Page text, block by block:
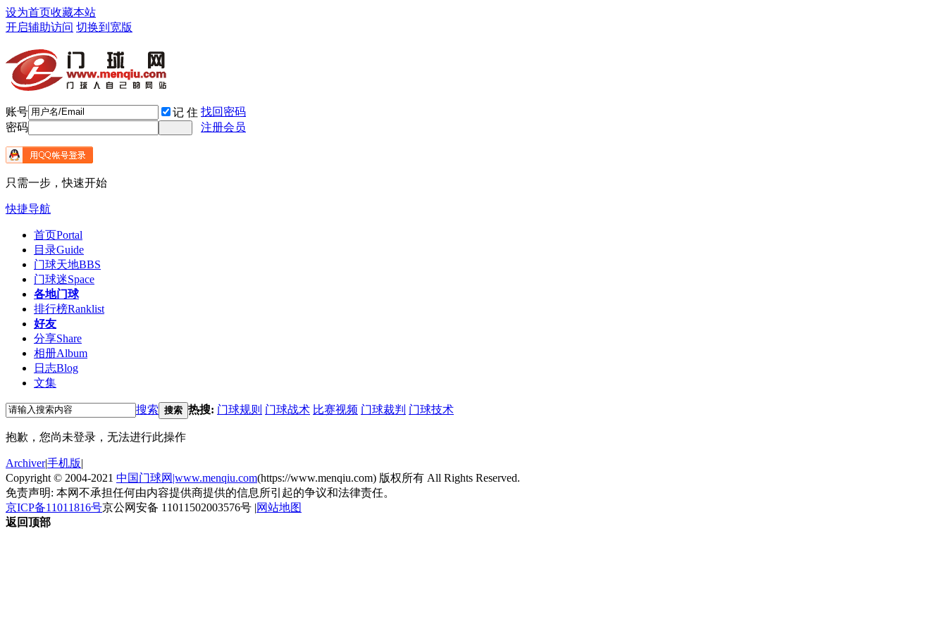
设为首页收藏本站
开启辅助访问 切换到宽版
账号 记 住 找回密码
密码
注册会员
只需一步，快速开始
快捷导航
首页Portal
目录Guide
门球天地BBS
门球迷Space
各地门球
排行榜Ranklist
好友
分享Share
相册Album
日志Blog
文集
搜索 搜索 热搜: 门球规则 门球战术 比赛视频 门球裁判 门球技术
抱歉，您尚未登录，无法进行此操作
Archiver|手机版|
Copyright © 2004-2021 中国门球网|www.menqiu.com(https://www.menqiu.com) 版权所有 All Rights Reserved.
免责声明: 本网不承担任何由内容提供商提供的信息所引起的争议和法律责任。
京ICP备11011816号京公网安备 11011502003576号 |网站地图
返回顶部